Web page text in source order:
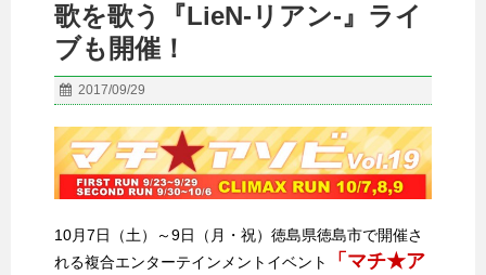
歌を歌う『LieN‐リアン‐』ライ
ブも開催！
2017/09/29
10月7日（土）～9日（月・祝）徳島県徳島市で開催さ
れる複合エンターテインメントイベント
「マチ★ア